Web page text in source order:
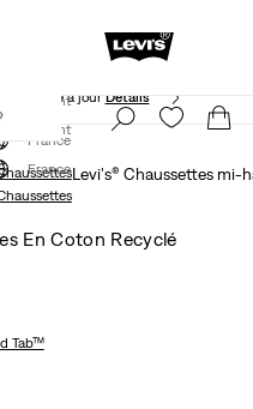
bénéficient de -20%
maintenant
France
Mise à jour Détails
FranceLevi's® Chaussettes mi-
En Coton Recyclé
Tab™